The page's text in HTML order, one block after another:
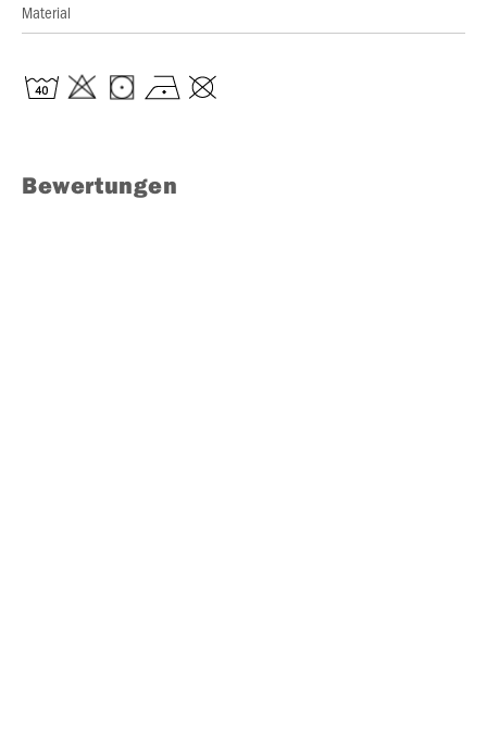
Material
Bewertungen